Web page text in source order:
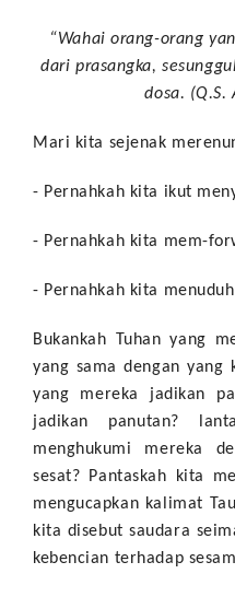
“Wahai orang-orang
dari prasangka,
dosa. (Q.S.
Mari kita sejenak
- Pernahkah kita ikut
- Pernahkah kita mem-
- Pernahkah kita
Bukankah Tuhan yang
yang sama dengan yang
yang mereka jadikan
jadikan panutan?
menghukumi mereka
sesat? Pantaskah kita
mengucapkan kalimat
kita disebut saudara
kebencian terhadap